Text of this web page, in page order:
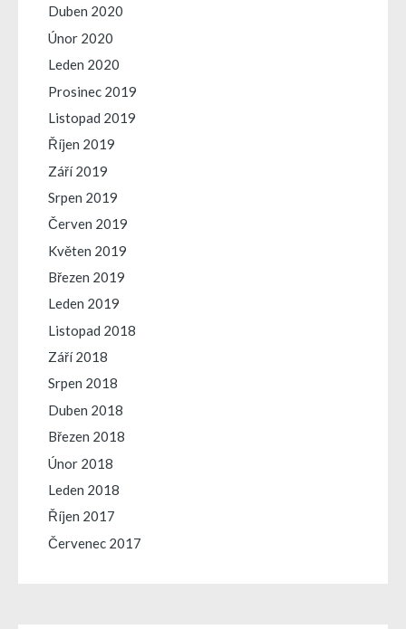
Duben 2020
Únor 2020
Leden 2020
Prosinec 2019
Listopad 2019
Říjen 2019
Září 2019
Srpen 2019
Červen 2019
Květen 2019
Březen 2019
Leden 2019
Listopad 2018
Září 2018
Srpen 2018
Duben 2018
Březen 2018
Únor 2018
Leden 2018
Říjen 2017
Červenec 2017